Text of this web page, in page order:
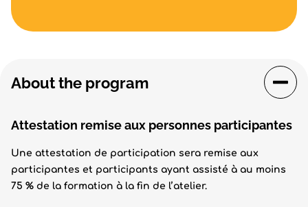
About the program
Attestation remise aux personnes participantes
Une attestation de participation sera remise aux
participantes et participants ayant assisté à au moins
75 % de la formation à la fin de l’atelier.